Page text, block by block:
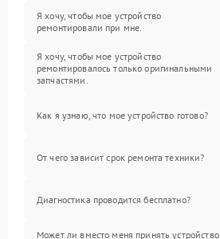
Я хочу, чтобы мое устройство
ремонтировали при мне.
Я хочу, чтобы мое устройство
ремонтировалось только оригинальными
запчастями.
Как я узнаю, что мое устройство готово?
От чего зависит срок ремонта техники?
Диагностика проводится бесплатно?
Может ли вместо меня принять устройство